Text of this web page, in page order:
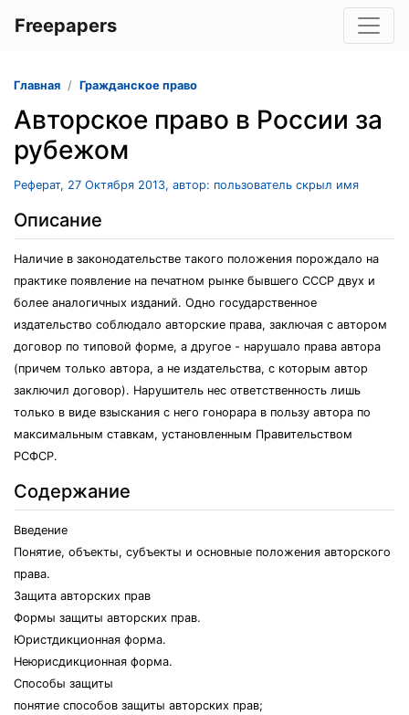
Freepapers
Главная Гражданское право
Авторское право в России за
рубежом
Реферат, 27 Октября 2013, автор: пользователь скрыл имя
Описание
Наличие в законодательстве такого положения порождало на
практике появление на печатном рынке бывшего СССР двух и
более аналогичных изданий. Одно государственное
издательство соблюдало авторские права, заключая с автором
договор по типовой форме, а другое - нарушало права автора
(причем только автора, а не издательства, с которым автор
заключил договор). Нарушитель нес ответственность лишь
только в виде взыскания с него гонорара в пользу автора по
максимальным ставкам, установленным Правительством
РСФСР.
Содержание
Введение
Понятие, объекты, субъекты и основные положения авторского
права.
Защита авторских прав
Формы защиты авторских прав.
Юристдикционная форма.
Неюрисдикционная форма.
Способы защиты
понятие способов защиты авторских прав;